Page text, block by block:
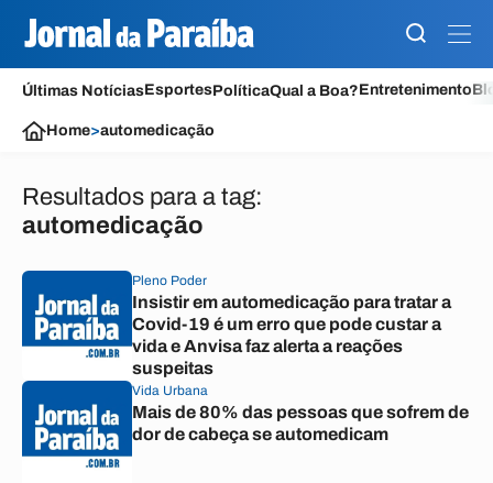
Últimas NotíciasEsportesPolíticaQual a Boa?Entretenimento
Home>automedicação
Resultados para a tag:
automedicação
Pleno Poder
Insistir em automedicação para tratar a
Covid-19 é um erro que pode custar a
vida e Anvisa faz alerta a reações
suspeitas
Vida Urbana
Mais de 80% das pessoas que sofrem de
dor de cabeça se automedicam